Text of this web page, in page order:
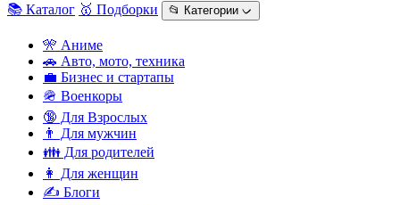
📚 Каталог 🥇 Подборки 📂 Категории ᨆ
🎌 Аниме
🚗 Авто, мото, техника
💼 Бизнес и стартапы
🪖 Военкоры
🔞 Для Взрослых
👨 Для мужчин
👪 Для родителей
👩 Для женщин
✍️ Блоги